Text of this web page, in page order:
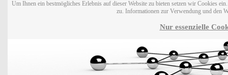
Um Ihnen ein bestmögliches Erlebnis auf dieser Website zu bieten setzen wir Cookies
zu. Informationen zur Verwendung und den
Nur essenzielle